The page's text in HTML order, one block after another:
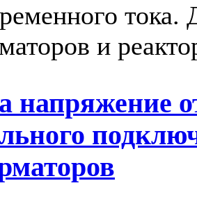
тока.
и
напряжение